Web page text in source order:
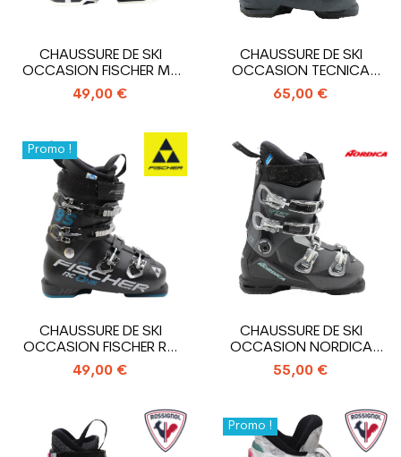
CHAUSSURE DE SKI
OCCASION FISCHER MY
RC PRO 80 XTR
49,00 €
CHAUSSURE DE SKI
OCCASION TECNICA
MACH SPORT RT MV W
65,00 €
CHAUSSURE DE SKI
OCCASION FISCHER RC
ONE 85 XTR
49,00 €
Promo !
CHAUSSURE DE SKI
OCCASION NORDICA
SPORTMACHINE 75 WR
55,00 €
Promo !